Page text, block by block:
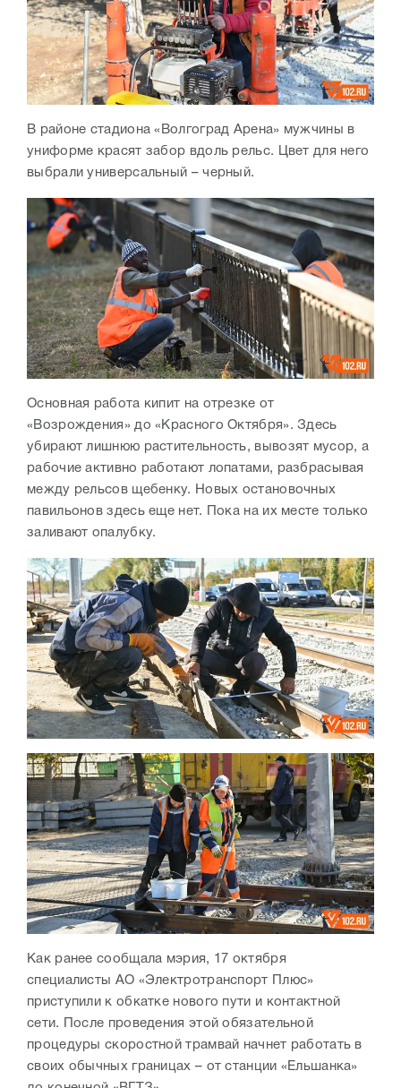
В районе стадиона «Волгоград Арена» мужчины в
униформе красят забор вдоль рельс. Цвет для него
выбрали универсальный – черный.
Основная работа кипит на отрезке от
«Возрождения» до «Красного Октября». Здесь
убирают лишнюю растительность, вывозят мусор, а
рабочие активно работают лопатами, разбрасывая
между рельсов щебенку. Новых остановочных
павильонов здесь еще нет. Пока на их месте только
заливают опалубку.
Как ранее сообщала мэрия, 17 октября
специалисты АО «Электротранспорт Плюс»
приступили к обкатке нового пути и контактной
сети. После проведения этой обязательной
процедуры скоростной трамвай начнет работать в
своих обычных границах – от станции «Ельшанка»